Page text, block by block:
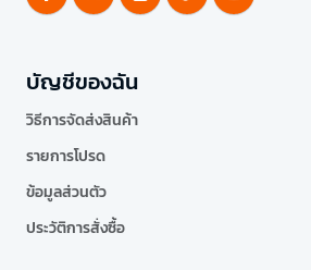
บัญชีของฉัน
วิธีการจัดส่งสินค้า
รายการโปรด
ข้อมูลส่วนตัว
ประวัติการสั่งซื้อ